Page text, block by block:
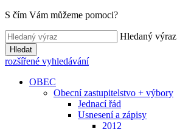
S čím Vám můžeme pomoci?
Hledaný výraz
Hledat
rozšířené vyhledávání
OBEC
Obecní zastupitelstvo + výbory
Jednací řád
Usnesení a zápisy
2012